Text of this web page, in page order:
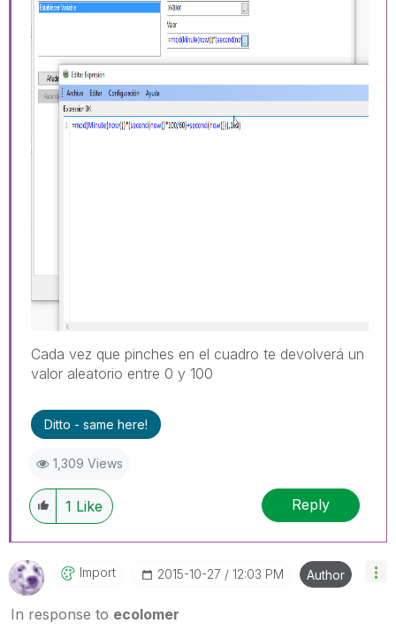
Cada vez que pinches en el cuadro te devolverá un
valor aleatorio entre 0 y 100
Ditto - same here!
1,309 Views
1 Like Reply
Import ‎2015-10-27 12:03 PM Author
In response to ecolomer